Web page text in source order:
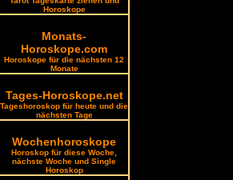
Horoskope
Monats-
Horoskope.com
Horoskope für die nächsten 12
Monate
Tages-Horoskope.net
Tageshoroskop für heute und die
nächsten Tage
Wochenhoroskope
Horoskop für diese Woche,
nächste Woche und Single
Horoskop